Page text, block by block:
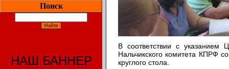
Поиск
НАШ БАННЕР
В соответствии с
Нальчикского комитета КПРФ
круглого стола.